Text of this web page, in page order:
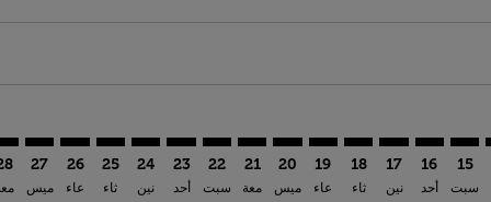
15
سبت
16
أحد
17
نين
18
ثاء
19
عاء
20
ميس
21
معة
22
سبت
23
أحد
24
نين
25
ثاء
26
عاء
27
ميس